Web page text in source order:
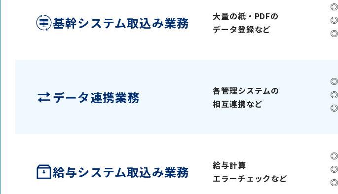
基幹システム取込み業務
大量の紙・PDFの
データ登録など
データ連携業務
各管理システムの
相互連携など
給与システム取込み業務
給与計算
エラーチェックなど